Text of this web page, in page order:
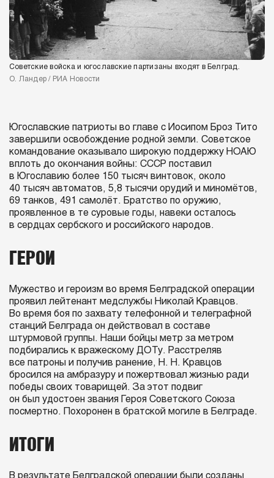
Советские войска и югославские партизаны входят в Белград.
О. Ландер / РИА Новости
Югославские патриоты во главе с Иосипом Броз Тито
завершили освобождение родной земли. Советское
командование оказывало широкую поддержку НОАЮ
вплоть до окончания войны: СССР поставил
в Югославию более 150 тысяч винтовок, около
40 тысяч автоматов, 5,8 тысячи орудий и миномётов,
69 танков, 491 самолёт. Братство по оружию,
проявленное в те суровые годы, навеки осталось
в сердцах сербского и российского народов.
ГЕРОИ
Мужество и героизм во время Белградской операции
проявил лейтенант медслужбы Николай Кравцов.
Во время боя по захвату телефонной и телеграфной
станций Белграда он действовал в составе
штурмовой группы. Наши бойцы метр за метром
подбирались к вражескому ДОТу. Расстреляв
все патроны и получив ранение, Н. Н. Кравцов
бросился на амбразуру и пожертвовал жизнью ради
победы своих товарищей. За этот подвиг
он был удостоен звания Героя Советского Союза
посмертно. Похоронен в братской могиле в Белграде.
ИТОГИ
В результате Белградской операции были созданы